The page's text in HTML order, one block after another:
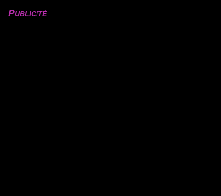
Publicité